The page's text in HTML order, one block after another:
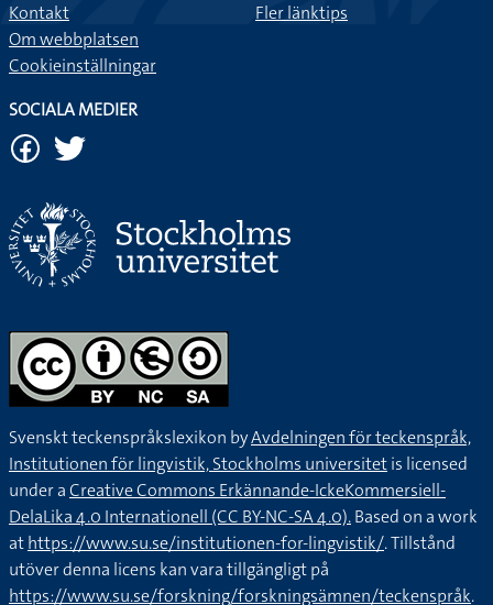
Kontakt
Om webbplatsen
Cookieinställningar
Fler länktips
SOCIALA MEDIER
Svenskt teckenspråkslexikon byAvdelningen för teckenspråk,
Institutionen för lingvistik, Stockholms universitetis licensed
under aCreative Commons Erkännande-IckeKommersiell-
DelaLika 4.0 Internationell (CC BY-NC-SA 4.0).Based on a work
athttps://www.su.se/institutionen-for-lingvistik/. Tillstånd
utöver denna licens kan vara tillgängligt på
https://www.su.se/forskning/forskningsämnen/teckenspråk.